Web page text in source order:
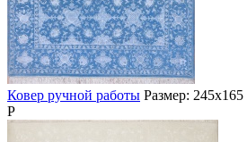
Ковер ручной работы Размер: 245х165
Р